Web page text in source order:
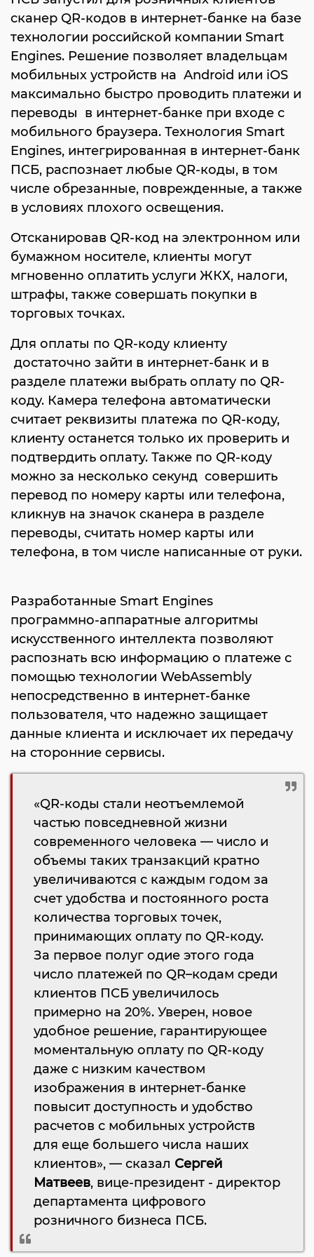
сканер QR-кодов в интернет-банке на базе
технологии российской компании Smart
Engines. Решение позволяет владельцам
мобильных устройств на Android или iOS
максимально быстро проводить платежи и
переводы в интернет-банке при входе с
мобильного браузера. Технология Smart
Engines, интегрированная в интернет-банк
ПСБ, распознает любые QR-коды, в том
числе обрезанные, поврежденные, а также
в условиях плохого освещения.
Отсканировав QR-код на электронном или
бумажном носителе, клиенты могут
мгновенно оплатить услуги ЖКХ, налоги,
штрафы, также совершать покупки в
торговых точках.
Для оплаты по QR-коду клиенту
достаточно зайти в интернет-банк и в
разделе платежи выбрать оплату по QR-
коду. Камера телефона автоматически
считает реквизиты платежа по QR-коду,
клиенту останется только их проверить и
подтвердить оплату. Также по QR-коду
можно за несколько секунд совершить
перевод по номеру карты или телефона,
кликнув на значок сканера в разделе
переводы, считать номер карты или
телефона, в том числе написанные от руки.
Разработанные Smart Engines
программно-аппаратные алгоритмы
искусственного интеллекта позволяют
распознать всю информацию о платеже с
помощью технологии WebAssembly
непосредственно в интернет-банке
пользователя, что надежно защищает
данные клиента и исключает их передачу
на сторонние сервисы.
«QR-коды стали неотъемлемой
частью повседневной жизни
современного человека — число и
объемы таких транзакций кратно
увеличиваются с каждым годом за
счет удобства и постоянного роста
количества торговых точек,
принимающих оплату по QR-коду.
За первое полуг одие этого года
число платежей по QR–кодам среди
клиентов ПСБ увеличилось
примерно на 20%. Уверен, новое
удобное решение, гарантирующее
моментальную оплату по QR-коду
даже с низким качеством
изображения в интернет-банке
повысит доступность и удобство
расчетов с мобильных устройств
для еще большего числа наших
клиентов», — сказал Сергей
Матвеев, вице-президент - директор
департамента цифрового
розничного бизнеса ПСБ.